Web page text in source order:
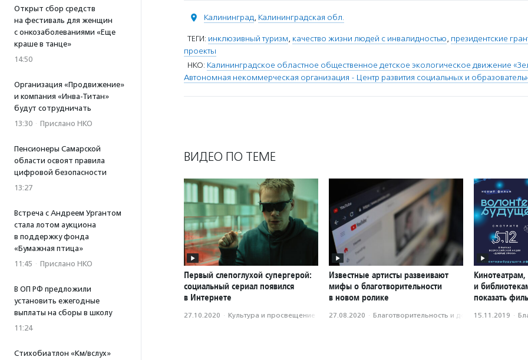
Открыт сбор средств
на фестиваль для женщин
с онкозаболеваниями «Еще
краше в танце»
14:50
Организация «Продвижение»
и компания «Инва-Титан»
будут сотрудничать
13:30 · Прислано НКО
Пенсионеры Самарской
области освоят правила
цифровой безопасности
13:27
Встреча с Андреем Ургантом
стала лотом аукциона
в поддержку фонда
«Бумажная птица»
11:45 · Прислано НКО
В ОП РФ предложили
установить ежегодные
выплаты на сборы в школу
11:24
Стихобиатлон «Км/вслух»
Калининград, Калининградская обл.
ТЕГИ: инклюзивный туризм, качество жизни людей с инвалидностью, президентские
проекты
НКО: Калининградское областное общественное детское экологическое движение
Автономная некоммерческая организация - Центр развития социальных и
ВИДЕО ПО ТЕМЕ
Первый слепоглухой супергерой:
социальный сериал появился
в Интернете
27.10.2020 · Культура и просвещение
Известные артисты развеивают
мифы о благотворительности
в новом ролике
27.08.2020 · Благотвори­тель­ность и доброволь­чест­во
и
показать
15.11.2019 ·